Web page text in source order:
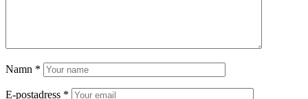
Namn *
E-postadress *